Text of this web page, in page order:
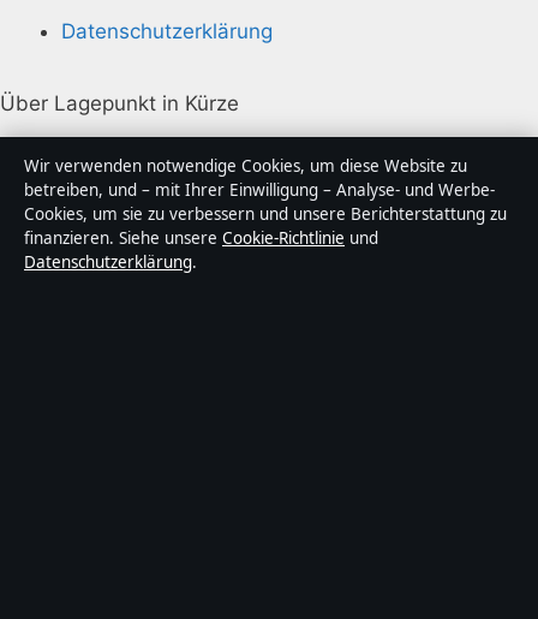
Datenschutzerklärung
Über Lagepunkt in Kürze
Lagepunkt ist ein unabhängiger digitaler
Nachrichtenanbieter mit Fokus auf Politik, Wirtschaft,
Technik und Gesellschaft in Deutschland. Jeder Artikel
trägt eine Byline, wird von einem Redakteur geprüft
und vor der Veröffentlichung faktengecheckt.
Wir verwenden notwendige Cookies, um diese Website zu
betreiben, und – mit Ihrer Einwilligung – Analyse- und Werbe-
Cookies, um sie zu verbessern und unsere Berichterstattung zu
finanzieren. Siehe unsere Cookie-Richtlinie und
Datenschutzerklärung.